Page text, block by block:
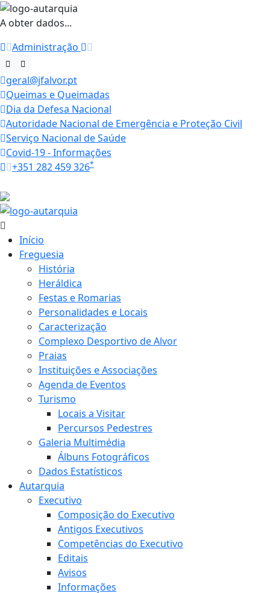
A obter dados...
Administração
geral@jfalvor.pt
Queimas e Queimadas
Dia da Defesa Nacional
Autoridade Nacional de Emergência e Proteção Civil
Serviço Nacional de Saúde
Covid-19 - Informações
+351 282 459 326*
Início
Freguesia
História
Heráldica
Festas e Romarias
Personalidades e Locais
Caracterização
Complexo Desportivo de Alvor
Praias
Instituições e Associações
Agenda de Eventos
Turismo
Locais a Visitar
Percursos Pedestres
Galeria Multimédia
Álbuns Fotográficos
Dados Estatísticos
Autarquia
Executivo
Composição do Executivo
Antigos Executivos
Competências do Executivo
Editais
Avisos
Informações